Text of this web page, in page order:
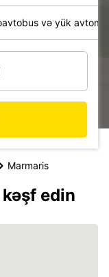
və yük
Marmaris
edin